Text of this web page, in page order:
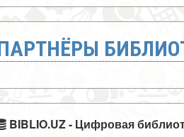
BIBLIO.UZ - Цифровая